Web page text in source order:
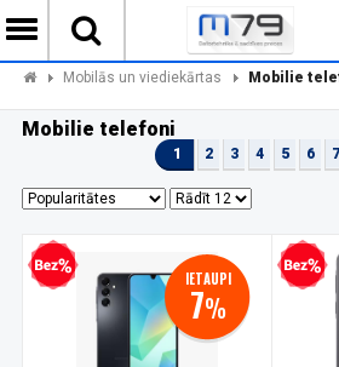
Mobilās un viediekārtas Mobilie
Mobilie telefoni
1 2 3 4 5 6 7
kredīts IETAUPI
7%
Bezprocentu